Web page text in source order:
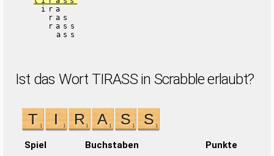
ira
ras
rass
ass
Ist das Wort TIRASS in Scrabble erlaubt?
Spiel Buchstaben Punkte